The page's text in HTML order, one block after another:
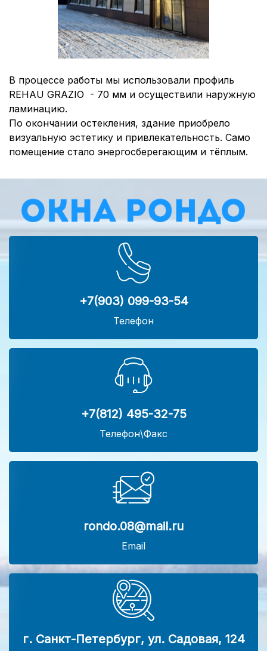
В процессе работы мы использовали профиль
REHAU GRAZIO - 70 мм и осуществили наружную
ламинацию.
По окончании остекления, здание приобрело
визуальную эстетику и привлекательность. Само
помещение стало энергосберегающим и тёплым.
+7(903) 099-93-54
Телефон
+7(812) 495-32-75
Телефон\Факс
rondo.08@mail.ru
Email
г. Санкт-Петербург, ул. Садовая, 124